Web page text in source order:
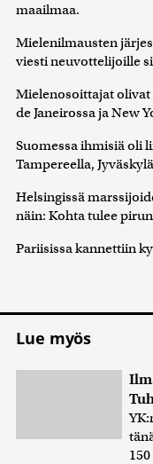
maailmaa.
Mielenilmausten
viesti neuvottelijoille
Mielenosoittajat olivat
de Janeirossa ja New
Suomessa ihmisiä oli
Tampereella,
Helsingissä
näin: Kohta tulee
Pariisissa kannettiin
Lue myös